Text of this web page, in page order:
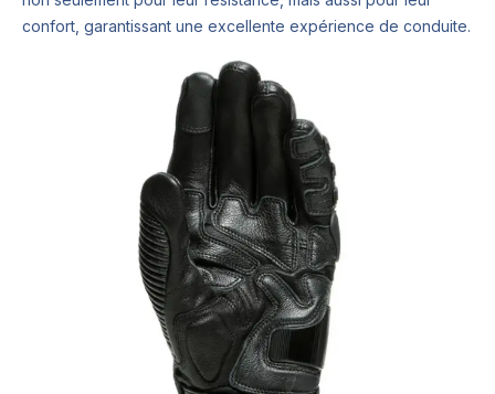
confort, garantissant une excellente expérience de conduite.